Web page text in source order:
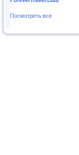
Посмотреть все